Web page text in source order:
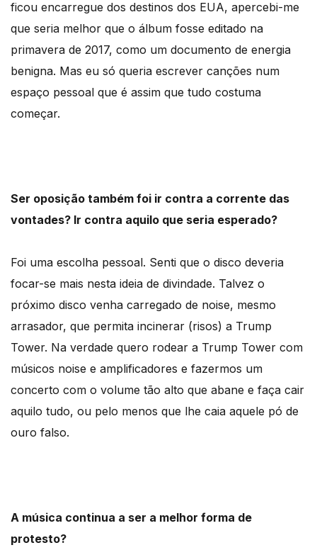
ficou encarregue dos destinos dos EUA, apercebi-me
que seria melhor que o álbum fosse editado na
primavera de 2017, como um documento de energia
benigna. Mas eu só queria escrever canções num
espaço pessoal que é assim que tudo costuma
começar.
Ser oposição também foi ir contra a corrente das
vontades? Ir contra aquilo que seria esperado?
Foi uma escolha pessoal. Senti que o disco deveria
focar-se mais nesta ideia de divindade. Talvez o
próximo disco venha carregado de noise, mesmo
arrasador, que permita incinerar (risos) a Trump
Tower. Na verdade quero rodear a Trump Tower com
músicos noise e amplificadores e fazermos um
concerto com o volume tão alto que abane e faça cair
aquilo tudo, ou pelo menos que lhe caia aquele pó de
ouro falso.
A música continua a ser a melhor forma de
protesto?